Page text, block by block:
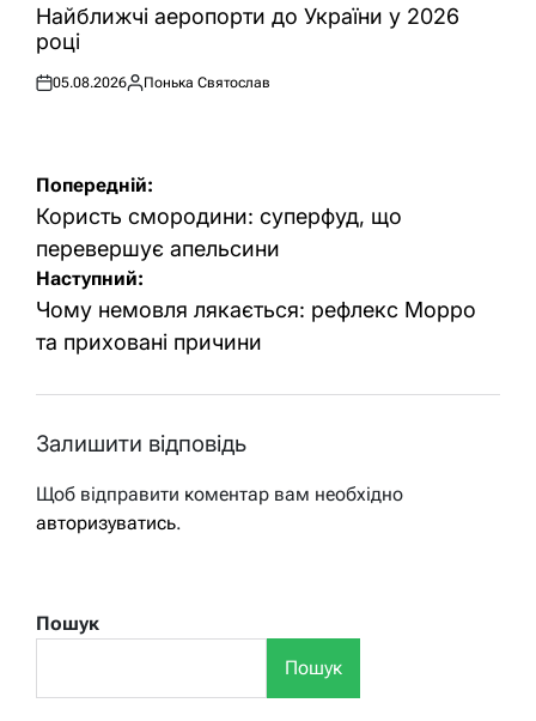
УНайближчі аеропорти до України у 2026
році
Оприлюднено
05.08.2026
Опубліковано
Понька Святослав
Навігація
записів
Попередній:
Користь смородини: суперфуд, що
перевершує апельсини
Наступний:
Чому немовля лякається: рефлекс Морро
та приховані причини
Залишити відповідь
Щоб відправити коментар вам необхідно
авторизуватись.
Пошук
Пошук